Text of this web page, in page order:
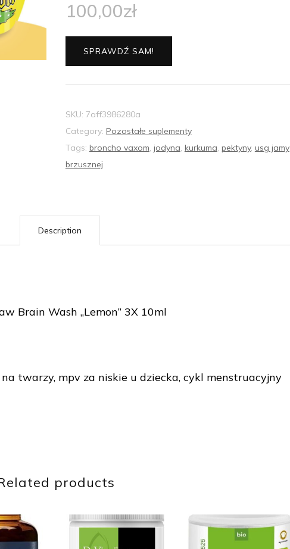
100,00zł
SPRAWDŹ SAM!
SKU: 7aff3986280a
Category: Pozostałe suplementy
Tags: broncho vaxom, jodyna, kurkuma, pektyny, usg jamy
brzusznej
Description
Brain Wash „Lemon” 3X 10ml
twarzy, mpv za niskie u dziecka, cykl menstruacyjny
products